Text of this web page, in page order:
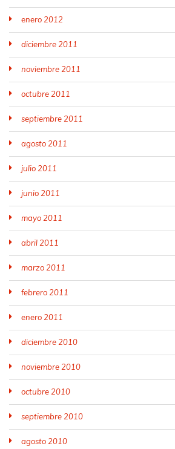
enero 2012
diciembre 2011
noviembre 2011
octubre 2011
septiembre 2011
agosto 2011
julio 2011
junio 2011
mayo 2011
abril 2011
marzo 2011
febrero 2011
enero 2011
diciembre 2010
noviembre 2010
octubre 2010
septiembre 2010
agosto 2010